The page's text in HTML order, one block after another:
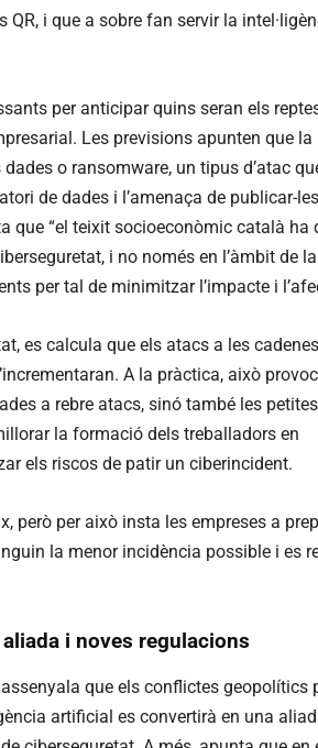
i que a sobre fan servir la
per anticipar quins seran els
Les previsions apunten que
o ransomware, un tipus d’atac
de dades i l’amenaça de publicar-
que “el teixit socioeconòmic català ha
i no només en l’àmbit de
per tal de minimitzar l’impacte i
es calcula que els atacs a les
A la pràctica, això
a rebre atacs, sinó també les
la formació dels treballadors en
els riscos de patir un ciberincident.
però per això insta les empreses a
la menor incidència possible i es
i noves regulacions
que els conflictes geopolítics
artificial es convertirà en una